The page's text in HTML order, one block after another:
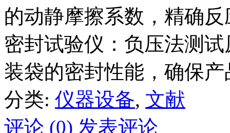
的动静摩擦系数，精确
密封试验仪：负压法测
装袋的密封性能，确保
分类: 仪器设备, 文献
评论 (0) 发表评论